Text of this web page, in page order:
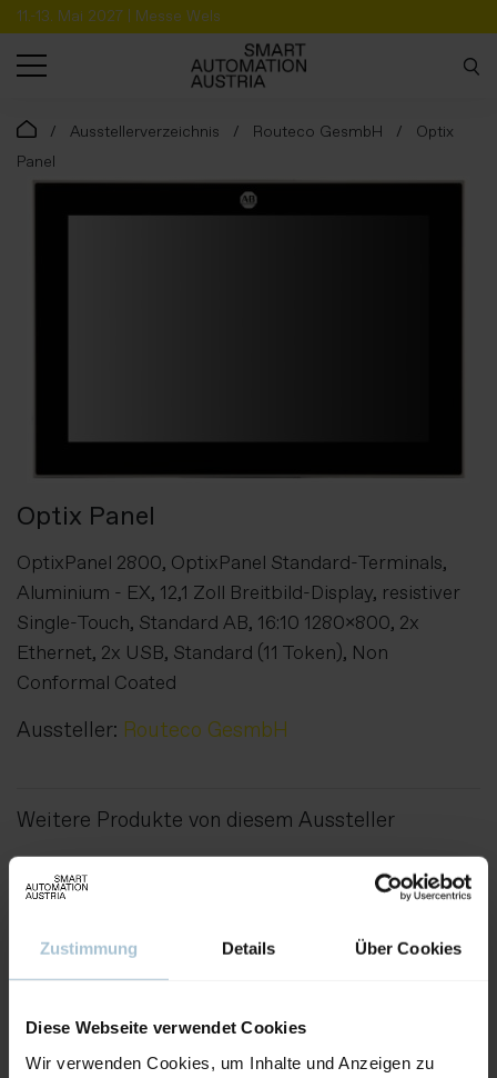
Zustimmung Details Über Cookies
Diese Webseite verwendet Cookies
Wir verwenden Cookies, um Inhalte und Anzeigen zu
11.-13. Mai 2027 | Messe Wels
Ausstellerverzeichnis Routeco GesmbH
Optix
Panel
Optix Panel
OptixPanel 2800, OptixPanel Standard-Terminals,
Aluminium - EX, 12,1 Zoll Breitbild-Display, resistiver
Single-Touch, Standard AB, 16:10 1280x800, 2x
Ethernet, 2x USB, Standard (11 Token), Non
Conformal Coated
Aussteller: Routeco GesmbH
Weitere Produkte von diesem Aussteller